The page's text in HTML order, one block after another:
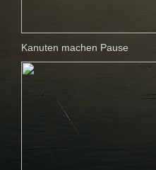
Kanuten machen Pause